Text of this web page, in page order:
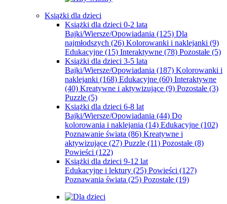
Książki dla dzieci
Książki dla dzieci 0-2 lata
Bajki/Wiersze/Opowiadania (125) Dla
najmłodszych (26) Kolorowanki i naklejanki (9)
Edukacyjne (15) Interaktywne (78) Pozostałe (5)
Książki dla dzieci 3-5 lata
Bajki/Wiersze/Opowiadania (187) Kolorowanki i
naklejanki (168) Edukacyjne (60) Interaktywne
(40) Kreatywne i aktywizujące (9) Pozostałe (3)
Puzzle (5)
Książki dla dzieci 6-8 lat
Bajki/Wiersze/Opowiadania (44) Do
kolorowania i naklejania (14) Edukacyjne (102)
Poznawanie świata (86) Kreatywne i
aktywizujące (27) Puzzle (11) Pozostałe (8)
Powieści (122)
Książki dla dzieci 9-12 lat
Edukacyjne i lektury (25) Powieści (127)
Poznawania świata (25) Pozostałe (19)